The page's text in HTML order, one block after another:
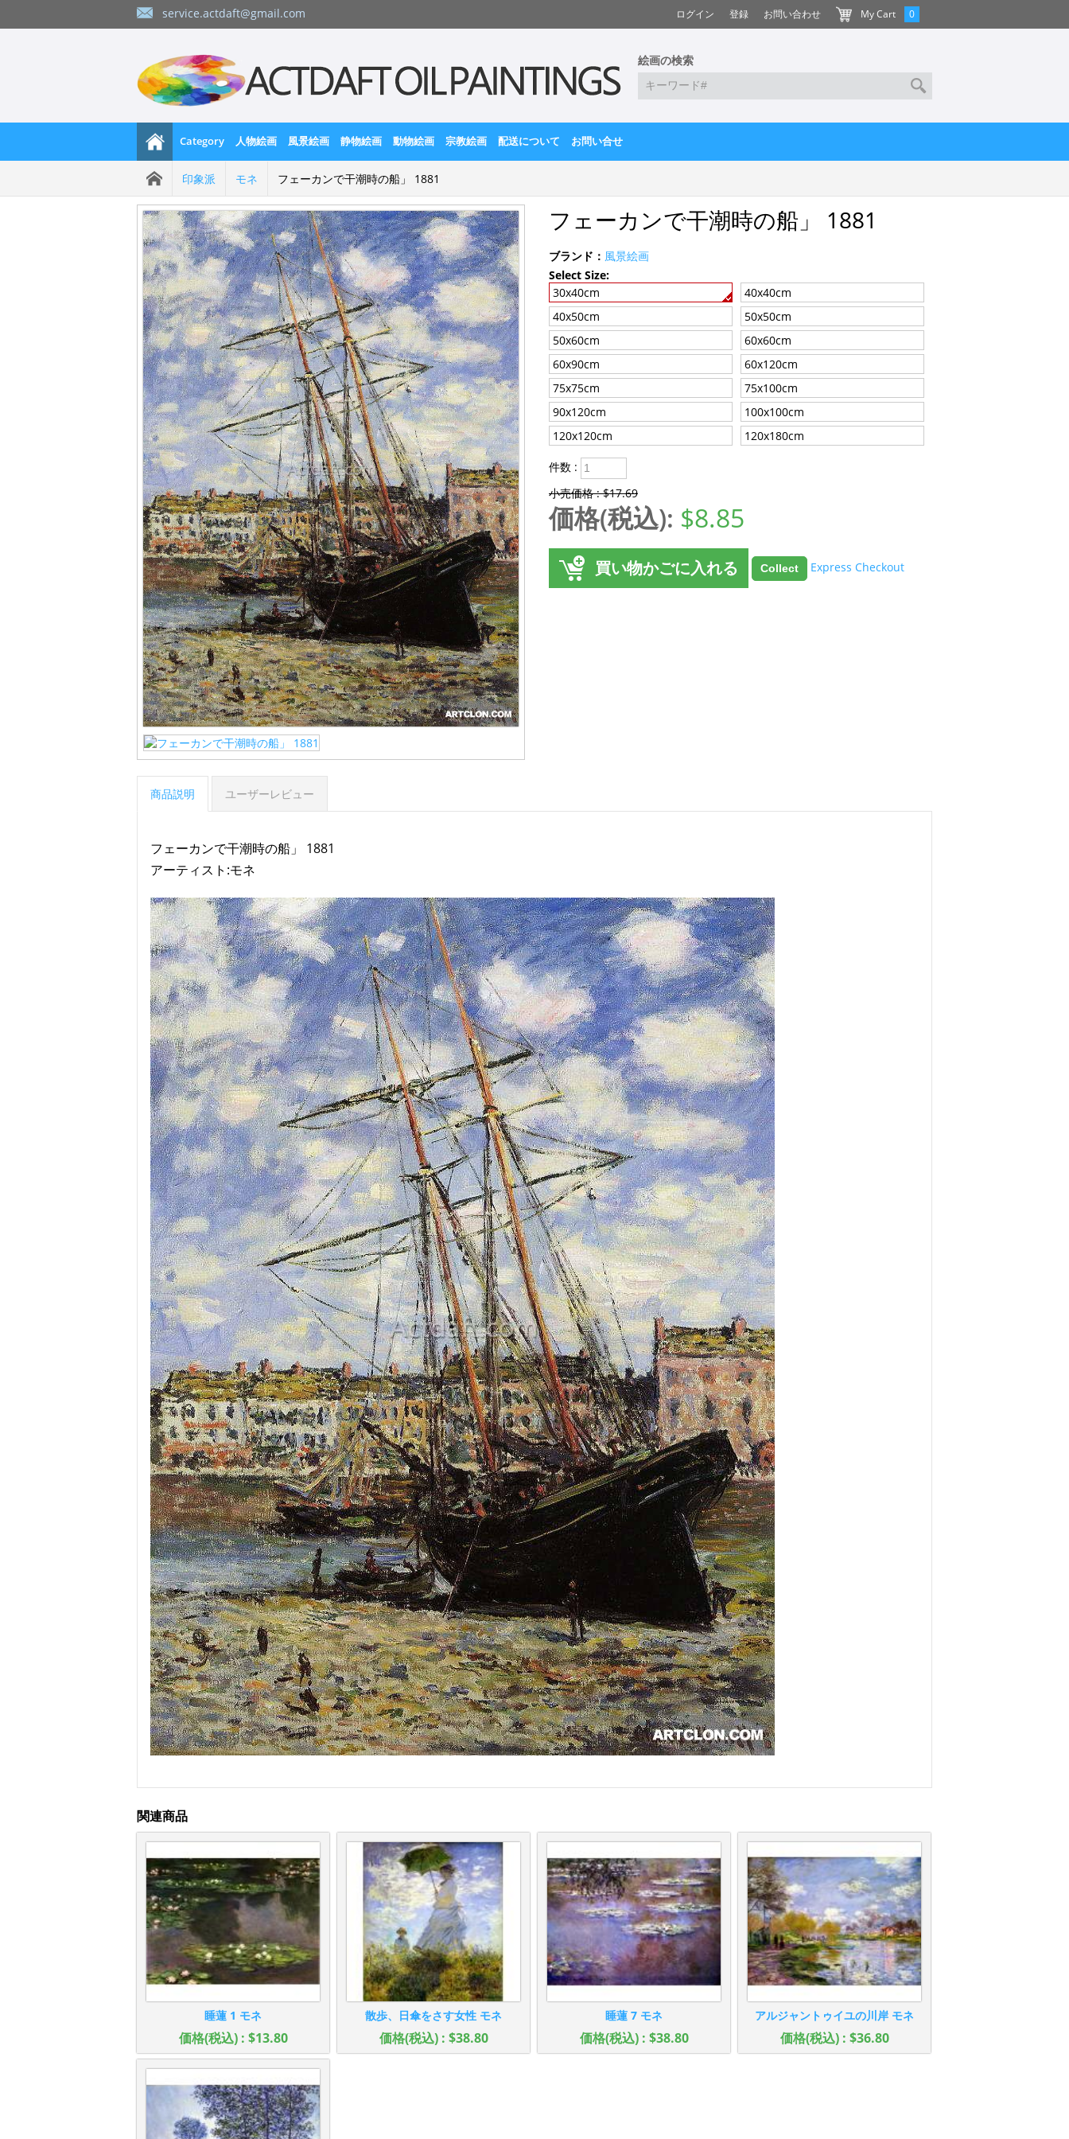
service.actdaft@gmail.com ログイン 登録 お問い合わせ My Cart 0
絵画の検索
Category 人物絵画 風景絵画 静物絵画 動物絵画 宗教絵画 配送について お問い合せ
印象派 モネ フェーカンで干潮時の船」 1881
フェーカンで干潮時の船」 1881
ブランド： 風景絵画
Select Size:
30x40cm
40x40cm
40x50cm
50x50cm
50x60cm
60x60cm
60x90cm
60x120cm
75x75cm
75x100cm
90x120cm
100x100cm
120x120cm
120x180cm
件数 :
小売価格 : $17.69
価格(税込): $8.85
買い物かごに入れる Express Checkout
商品説明 ユーザーレビュー
フェーカンで干潮時の船」 1881
アーティスト:モネ
関連商品
睡蓮 1 モネ
価格(税込) : $13.80
散歩、日傘をさす女性 モネ
価格(税込) : $38.80
睡蓮 7 モネ
価格(税込) : $38.80
アルジャントゥイユの川岸 モネ
価格(税込) : $36.80